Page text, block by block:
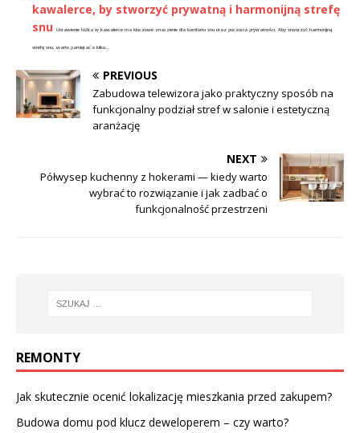
kawalerce, by stworzyć prywatną i harmonijną strefę
snu
Ustawienie łóżka w kawalerce ma kluczowe znaczenie dla komfortu snu oraz poczucia prywatności. Aby stworzyć harmonijną
strefę snu, warto pamiętać o kilku...
PREVIOUS
Zabudowa telewizora jako praktyczny sposób na
funkcjonalny podział stref w salonie i estetyczną
aranżację
NEXT
Półwysep kuchenny z hokerami — kiedy warto
wybrać to rozwiązanie i jak zadbać o
funkcjonalność przestrzeni
REMONTY
Jak skutecznie ocenić lokalizację mieszkania przed zakupem?
Budowa domu pod klucz deweloperem – czy warto?